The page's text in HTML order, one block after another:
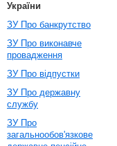
України
ЗУ Про банкрутство
ЗУ Про виконавче
провадження
ЗУ Про відпустки
ЗУ Про державну
службу
ЗУ Про
загальнообов'язкове